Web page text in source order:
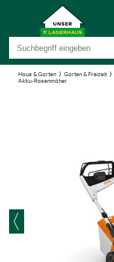
Haus & Garten Garten & Freizeit
Akku-Rasenmäher